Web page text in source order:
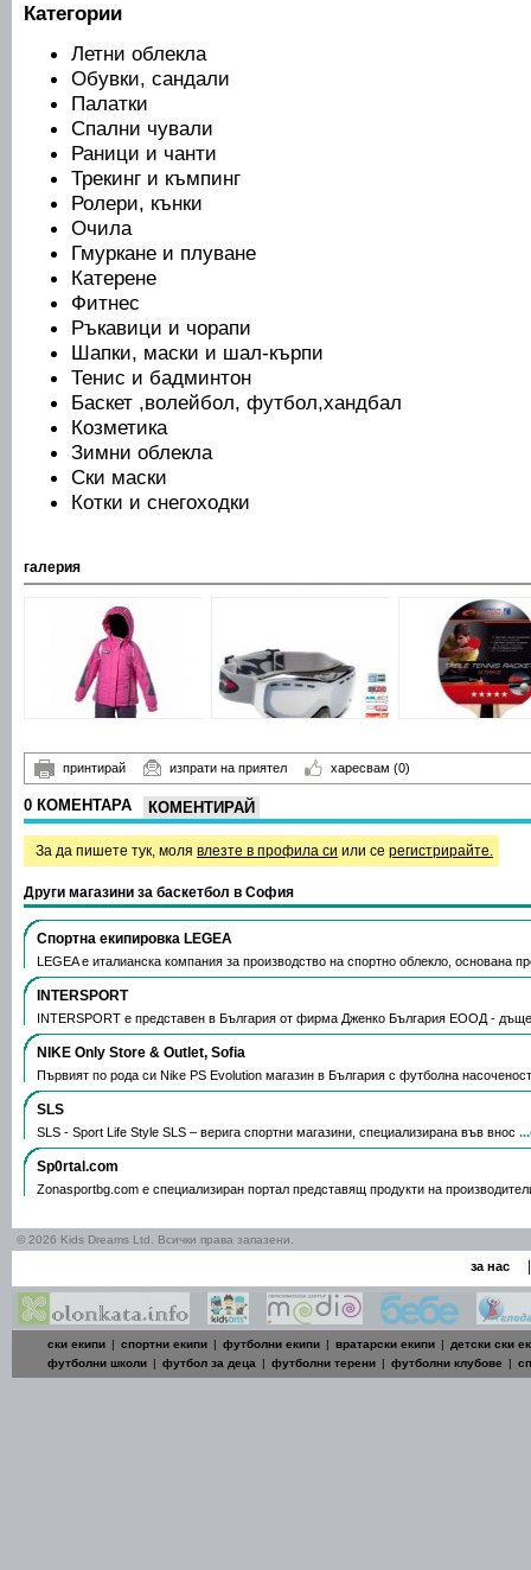
Категории
Летни облекла
Обувки, сандали
Палатки
Спални чували
Раници и чанти
Трекинг и къмпинг
Ролери, кънки
Очила
Гмуркане и плуване
Катерене
Фитнес
Ръкавици и чорапи
Шапки, маски и шал-кърпи
Тенис и бадминтон
Баскет ,волейбол, футбол,хандбал
Козметика
Зимни облекла
Ски маски
Котки и снегоходки
галерия
принтирай изпрати на приятел харесвам (0)
0 КОМЕНТАРА КОМЕНТИРАЙ
За да пишете тук, моля влезте в профила си или се регистрирайте.
Други магазини за баскетбол в София
Спортна екипировка LEGEA
LEGEA е италианска компания за производство на спортно облекло, основана
INTERSPORT
INTERSPORT е представен в България от фирма Дженко България ЕООД -
NIKE Only Store & Outlet, Sofia
Първият по рода си Nike PS Evolution магазин в България с футболна
SLS
SLS - Sport Life Style SLS – верига спортни магазини, специализирана във внос
Sp0rtal.com
Zonasportbg.com e специализиран портал представящ продукти на
© 2026 Kids Dreams Ltd. Всички права запазени.
за нас |
ски екипи | спортни екипи | футболни екипи | вратарски екипи |
детски ски
футболни школи | футбол за деца | футболни терени | футболни клубове |